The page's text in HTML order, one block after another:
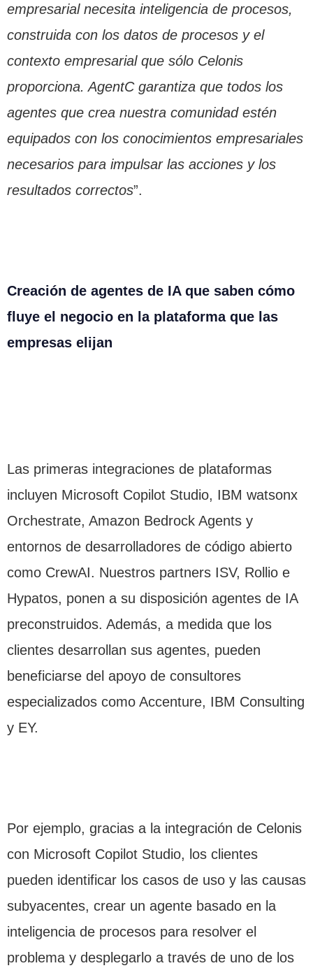
empresarial necesita inteligencia de procesos,
construida con los datos de procesos y el
contexto empresarial que sólo Celonis
proporciona. AgentC garantiza que todos los
agentes que crea nuestra comunidad estén
equipados con los conocimientos empresariales
necesarios para impulsar las acciones y los
resultados correctos”.
Creación de agentes de IA que saben cómo
fluye el negocio en la plataforma que las
empresas elijan
Las primeras integraciones de plataformas
incluyen Microsoft Copilot Studio, IBM watsonx
Orchestrate, Amazon Bedrock Agents y
entornos de desarrolladores de código abierto
como CrewAI. Nuestros partners ISV, Rollio e
Hypatos, ponen a su disposición agentes de IA
preconstruidos. Además, a medida que los
clientes desarrollan sus agentes, pueden
beneficiarse del apoyo de consultores
especializados como Accenture, IBM Consulting
y EY.
Por ejemplo, gracias a la integración de Celonis
con Microsoft Copilot Studio, los clientes
pueden identificar los casos de uso y las causas
subyacentes, crear un agente basado en la
inteligencia de procesos para resolver el
problema y desplegarlo a través de uno de los